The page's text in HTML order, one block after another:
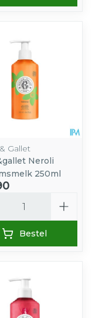
Gallet
Neroli
250ml
Bestel